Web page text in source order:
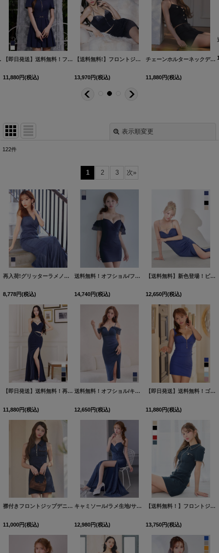
[ 3659SBdzmuAG-260304-1]
約商品/9月下旬発送予定】 【即日発送】送料無料！フロントジップ/プリーツ/襟付き/Aライン/半袖/ミニドレス/キャバドレス【XS-Lサイズ/2カラー】[OF01]【SB】dzwuIA
11,880円(税込)
【送料無料!】フロントジップラメドレス/ワンカラー/ビジュー/キャミソール/谷間見せ/背中見せ/ミニドレス/キャバドレス【XS-Mサイズ/1カラー】[OF03]
13,970円(税込)
チェーンホルターネックデニムセットアップミニドレス/キャバドレス【XS-Lサイズ/1カラー】[OF03]【YN】dzjuAG
11,880円(税込)
表示順変更
絞り込む
122件
1 2 3 次»
再入荷!グリッターラメノースリーブロングドレス/キャバドレス【S-Lサイズ/4カラー】[OF03]【IM】
8,778円(税込)
送料無料！オフショル/フリル袖/シアー/シフォン生地/ラメ/無地/タイト/ミニドレス/キャバドレス【S-Mサイズ/2カラー】[OF03]【YN】dzjgCAS【予約商品/8月下旬発送予定】
14,740円(税込)
【送料無料】新色登場！ビジュー/キャミソール/ラメ生地/サイドスリット/ロングドレス/キャバドレス【XS-Lサイズ/4カラー】[OF03] 【YN】dzj【一部予約商品/9月上旬発送予定】
12,650円(税込)
【即日発送】送料無料！再入荷!グリッターラメキャミロングドレス/キャミ/チェーン/スリット/谷間見せ/ロングドレス/ キャバドレス【XS-XLサイズ/4カラー】[OF01] 【SB】dzj
11,880円(税込)
送料無料！オフショル/キャミソール/チュール/ラメ/ストレッチ/ギャザー/タイト/スリット/ミディアムドレス/キャバドレス【XS-Mサイズ/2カラー】[OF01]【SB】dzqgFV【予約商品/8月中旬発送予定】
12,650円(税込)
【即日発送】送料無料！ゴールドチェーン/ラメ/キャミソール/ギャザー/ストレッチ/タイト/ミニドレス/キャバドレス【XS-Mサイズ/5カラー】[OF03] 【YN】dzwvCA
11,880円(税込)
襟付きフロントジップデニムタイトミニドレス/キャバドレス【XS-Mサイズ/1カラー】[OF01]【SB】dzmuAG
11,000円(税込)
キャミソール/ラメ生地/サイドスリット/ロングドレス/キャバドレス【S-Lサイズ/1カラー】[OF03]【YN】dzws
12,980円(税込)
【送料無料！】フロントジップ/デニム/襟付き/ベルト/半袖/ミニドレス/キャバドレス【XS-XLサイズ/5カラー】[OF03-X] 【YN】dzwv【一部予約商品/8月下旬発送予定】
13,750円(税込)